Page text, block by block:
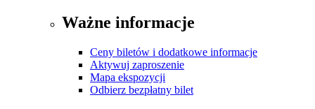
Ważne informacje
Ceny biletów i dodatkowe informacje
Aktywuj zaproszenie
Mapa ekspozycji
Odbierz bezpłatny bilet